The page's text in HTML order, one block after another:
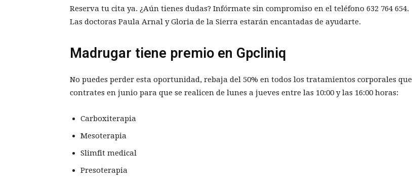
Reserva tu cita ya. ¿Aún tienes dudas? Infórmate sin compromiso en el teléfono 632 764 654.
Las doctoras Paula Arnal y Gloria de la Sierra estarán encantadas de ayudarte.
Madrugar tiene premio en Gpcliniq
No puedes perder esta oportunidad, rebaja del 50% en todos los tratamientos corporales que
contrates en junio para que se realicen de lunes a jueves entre las 10:00 y las 16:00 horas:
Carboxiterapia
Mesoterapia
Slimfit medical
Presoterapia